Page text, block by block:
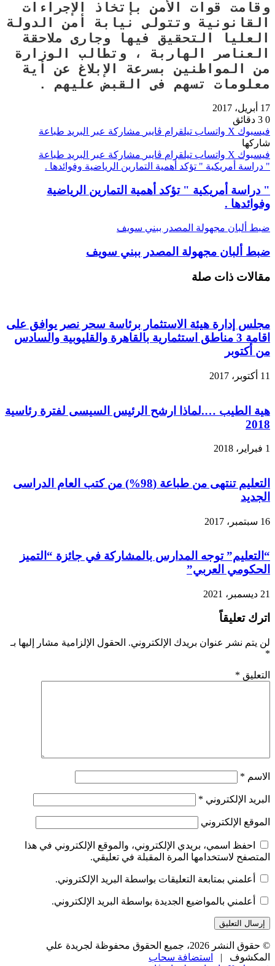
وقامت قوات الأمن بإتخاذ الإجراءات
القانونية وتتولى نيابة أمن الدولة
العليا التحقيق فيها وجارى ملاحقة
العناصر الهاربة ، وتطالب الوزارة
من المواطنين بسرعة الإبلاغ عن أية
معلومات تسهم فى القبض عليهم .
17 أبريل، 2017
0
فيسبوك ‫X واتساب تيلقرام ڤايبر مشاركة عبر البريد طباعة
شاركها
فيسبوك ‫X واتساب تيلقرام ڤايبر مشاركة عبر البريد طباعة
" دراسة أمريكية " تؤكد أهمية التمارين الرياضية وفوائدها .
" دراسة أمريكية " تؤكد أهمية التمارين الرياضية
وفوائدها .
ضبط ألبان مجهولة المصدر ببني سويف
ضبط ألبان مجهولة المصدر ببني سويف
مقالات ذات صلة
مجلس إدارة هيئة الاستثمار برئاسة سحر نصر يوافق على
اقامة 3 مناطق استثمارية بالقاهرة والقليوبية والسادس
من أكتوبر
11 أكتوبر، 2017
هية الطيب ….لماذا ارشح الرئيس السيسى لفترة رئاسية
2018
1 فبراير، 2018
التعليم تنتهى من طباعة (98%) من كتب العام الدراسى
الجديد
16 سبتمبر، 2017
“التعليم” توجه المدارس بالمشاركة في جائزة “التميز
الحكومي العربي”
21 ديسمبر، 2021
اترك تعليقاً
لن يتم نشر عنوان بريدك الإلكتروني. الحقول الإلزامية مشار إليها بـ
*
التعليق *
الاسم *
البريد الإلكتروني *
الموقع الإلكتروني
احفظ اسمي، بريدي الإلكتروني، والموقع الإلكتروني في هذا
المتصفح لاستخدامها المرة المقبلة في تعليقي.
أعلمني بمتابعة التعليقات بواسطة البريد الإلكتروني.
أعلمني بالمواضيع الجديدة بواسطة البريد الإلكتروني.
© حقوق النشر 2026، جميع الحقوق محفوظة لجريدة علي
المكشوف |
استضافة سحاب